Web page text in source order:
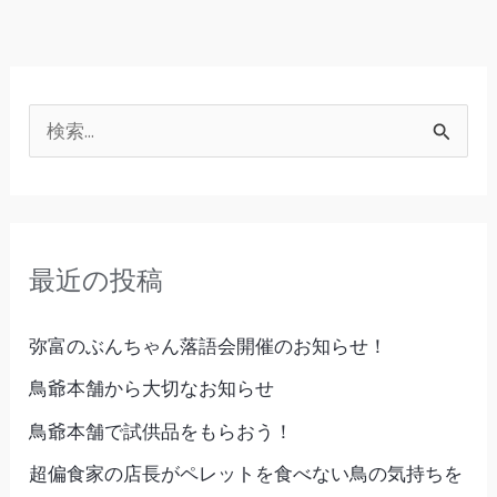
検
:最近の投稿
弥富のぶんちゃん落語会開催のお知らせ！
鳥爺本舗から大切なお知らせ
鳥爺本舗で試供品をもらおう！
超偏食家の店長がペレットを食べない鳥の気持ちを